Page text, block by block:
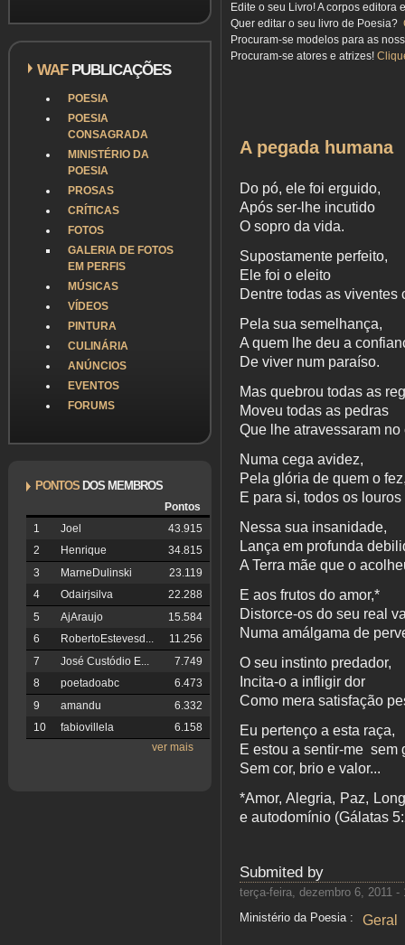
WAFPUBLICAÇÕES
POESIA
POESIA
CONSAGRADA
MINISTÉRIO DA
POESIA
PROSAS
CRÍTICAS
FOTOS
GALERIA DE FOTOS
EM PERFIS
MÚSICAS
VÍDEOS
PINTURA
CULINÁRIA
ANÚNCIOS
EVENTOS
FORUMS
PONTOS DOS MEMBROS
Pontos
1
Joel
43.915
2
Henrique
34.815
3
MarneDulinski
23.119
4
Odairjsilva
22.288
5
AjAraujo
15.584
6
RobertoEstevesd...
11.256
7
José Custódio E...
7.749
8
poetadoabc
6.473
9
amandu
6.332
10
fabiovillela
6.158
ver mais
Edite o seu Livro! A corpos
Quer editar o seu livro de Poesia?
Procuram-se modelos para as
Procuram-se atores e atrizes!
A pegada humana
Do pó, ele foi erguido,
Após ser-lhe incutido
O sopro da vida.
Supostamente perfeito,
Ele foi o eleito
Dentre todas as viventes
Pela sua semelhança,
A quem lhe deu a
De viver num paraíso.
Mas quebrou todas as
Moveu todas as pedras
Que lhe atravessaram no
Numa cega avidez,
Pela glória de quem o
E para si, todos os
Nessa sua insanidade,
Lança em profunda
A Terra mãe que o
E aos frutos do amor,*
Distorce-os do seu real
Numa amálgama de
O seu instinto predador,
Incita-o a infligir dor
Como mera satisfação
Eu pertenço a esta raça,
E estou a sentir-me sem
Sem cor, brio e valor...
*Amor, Alegria, Paz,
e autodomínio (Gálatas
Submited by
terça-feira, dezembro 6, 2011 -
Ministério da Poesia :
Geral